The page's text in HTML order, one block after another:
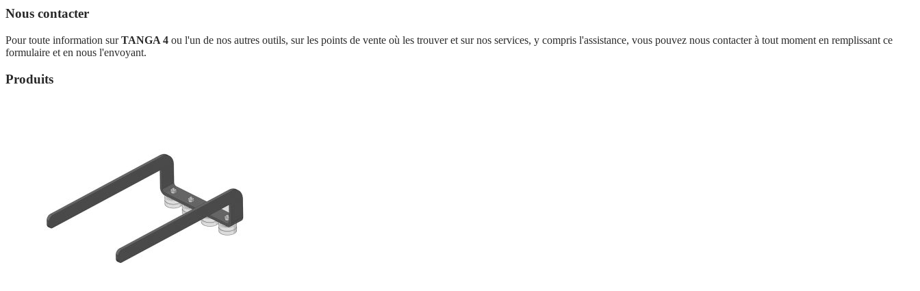
Nous contacter
Pour toute information surTANGA 4 ou l'un de nos autres outils, sur les points de vente où les trouver et sur nos services, y compris l'assistance, vous pouvez nous contacter à tout moment en remplissant ce
formulaire et en nous l'envoyant.
Produits